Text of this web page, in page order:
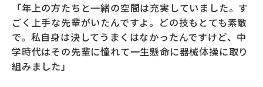
「年上の方たちと一緒の空間は充実していました。す
ごく上手な先輩がいたんですよ。どの技もとても素敵
で。私自身は決してうまくはなかったんですけど、中
学時代はその先輩に憧れて一生懸命に器械体操に取り
組みました」